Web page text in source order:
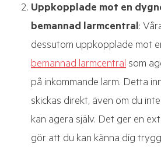
Uppkopplade mot en
bemannad larmcentral:
dessutom uppkopplade mot
bemannad larmcentral som
på inkommande larm. Detta
skickas direkt, även om du
kan agera själv. Det ger en
gör att du kan känna dig